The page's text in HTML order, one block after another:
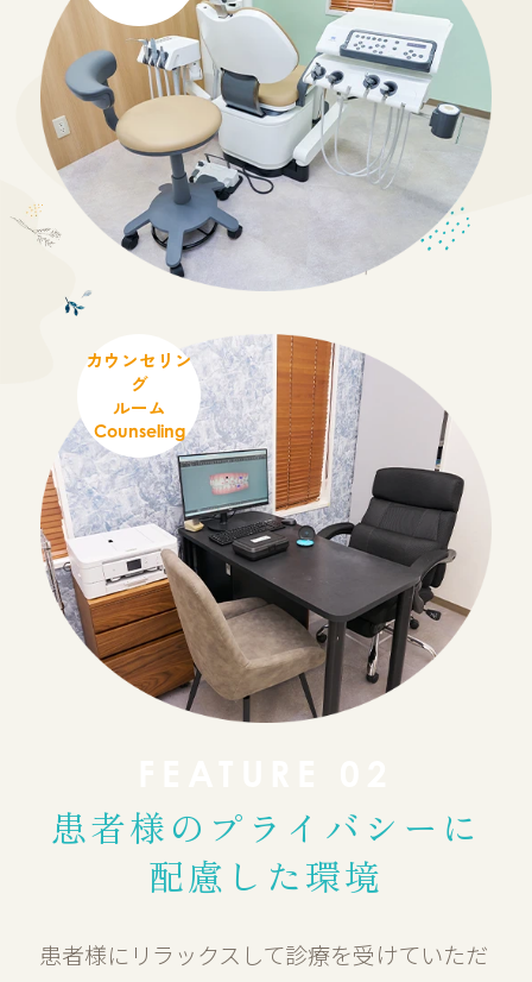
カウンセリン
グ
ルーム
Counseling
患者様の プライバシーに
配慮した環境
患者様にリラックスして診療を受けていただ